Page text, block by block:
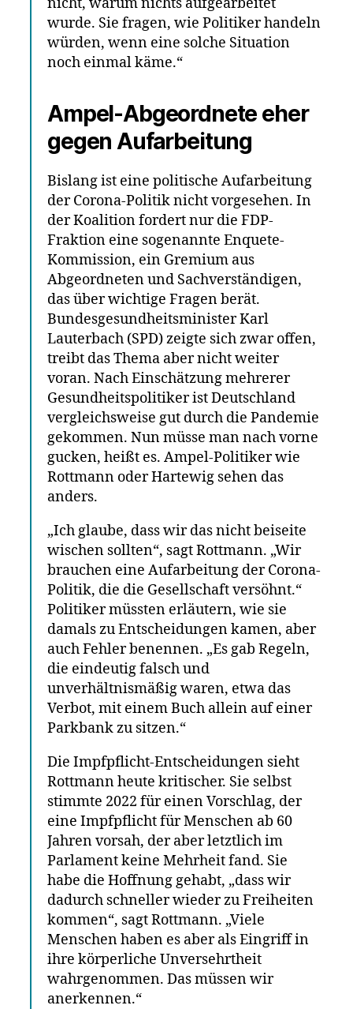
wurde. Sie fragen, wie Politiker handeln
würden, wenn eine solche Situation
noch einmal käme.“
Ampel-Abgeordnete eher
gegen Aufarbeitung
Bislang ist eine politische Aufarbeitung
der Corona-Politik nicht vorgesehen. In
der Koalition fordert nur die FDP-
Fraktion eine sogenannte Enquete-
Kommission, ein Gremium aus
Abgeordneten und Sachverständigen,
das über wichtige Fragen berät.
Bundesgesundheitsminister Karl
Lauterbach (SPD) zeigte sich zwar offen,
treibt das Thema aber nicht weiter
voran. Nach Einschätzung mehrerer
Gesundheitspolitiker ist Deutschland
vergleichsweise gut durch die Pandemie
gekommen. Nun müsse man nach vorne
gucken, heißt es. Ampel-Politiker wie
Rottmann oder Hartewig sehen das
anders.
„Ich glaube, dass wir das nicht beiseite
wischen sollten“, sagt Rottmann. „Wir
brauchen eine Aufarbeitung der Corona-
Politik, die die Gesellschaft versöhnt.“
Politiker müssten erläutern, wie sie
damals zu Entscheidungen kamen, aber
auch Fehler benennen. „Es gab Regeln,
die eindeutig falsch und
unverhältnismäßig waren, etwa das
Verbot, mit einem Buch allein auf einer
Parkbank zu sitzen.“
Die Impfpflicht-Entscheidungen sieht
Rottmann heute kritischer. Sie selbst
stimmte 2022 für einen Vorschlag, der
eine Impfpflicht für Menschen ab 60
Jahren vorsah, der aber letztlich im
Parlament keine Mehrheit fand. Sie
habe die Hoffnung gehabt, „dass wir
dadurch schneller wieder zu Freiheiten
kommen“, sagt Rottmann. „Viele
Menschen haben es aber als Eingriff in
ihre körperliche Unversehrtheit
wahrgenommen. Das müssen wir
anerkennen.“